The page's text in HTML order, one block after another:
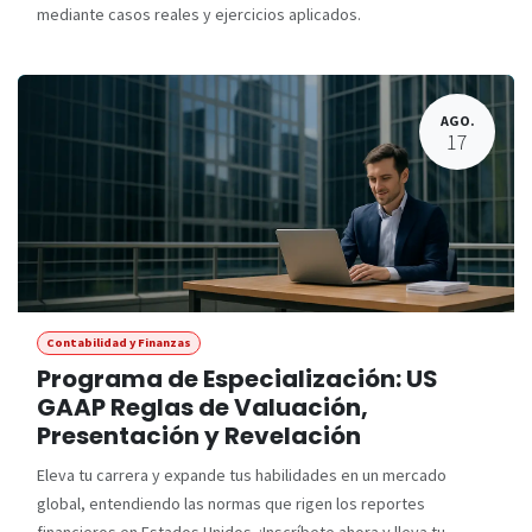
mediante casos reales y ejercicios aplicados.
AGO.
17
Contabilidad y Finanzas
Programa de Especialización: US
GAAP Reglas de Valuación,
Presentación y Revelación
Eleva tu carrera y expande tus habilidades en un mercado
global, entendiendo las normas que rigen los reportes